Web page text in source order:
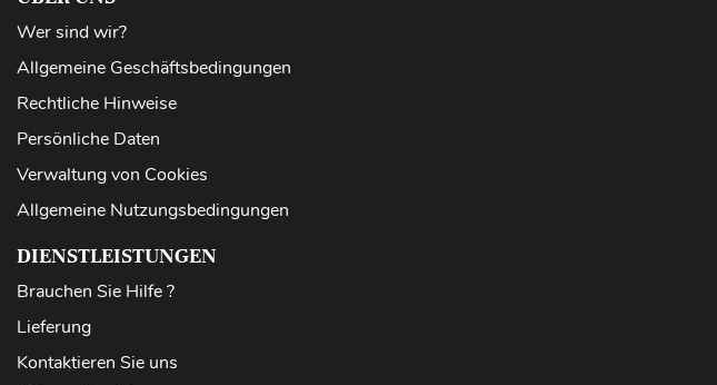
Wer sind wir?
Allgemeine Geschäftsbedingungen
Rechtliche Hinweise
Persönliche Daten
Verwaltung von Cookies
Allgemeine Nutzungsbedingungen
DIENSTLEISTUNGEN
Brauchen Sie Hilfe ?
Lieferung
Kontaktieren Sie uns